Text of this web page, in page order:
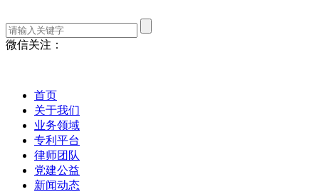
微信关注：
首页
关于我们
业务领域
专利平台
律师团队
党建公益
新闻动态